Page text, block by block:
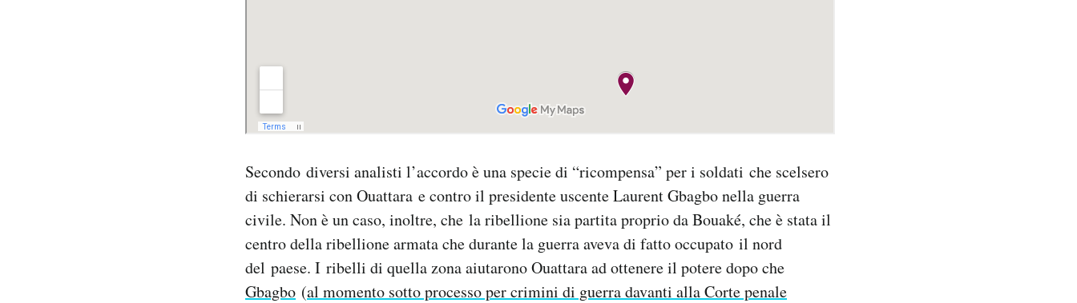
Secondo diversi analisti l’accordo è una specie di “ricompensa” per i soldati che scelsero
di schierarsi con Ouattara e contro il presidente uscente Laurent Gbagbo nella guerra
civile. Non è un caso, inoltre, che la ribellione sia partita proprio da Bouaké, che è stata il
centro della ribellione armata che durante la guerra aveva di fatto occupato il nord
del paese. I ribelli di quella zona aiutarono Ouattara ad ottenere il potere dopo che
Gbagbo (al momento sotto processo per crimini di guerra davanti alla Corte penale